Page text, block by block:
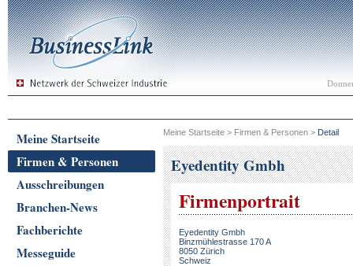
Meine Startseite
Firmen & Personen
Ausschreibungen
Branchen-News
Fachberichte
Messeguide
Meine Startseite > Firmen & Personen > Detail
Eyedentity Gmbh
Firmenportrait
Eyedentity Gmbh
Binzmühlestrasse 170 A
8050 Zürich
Schweiz